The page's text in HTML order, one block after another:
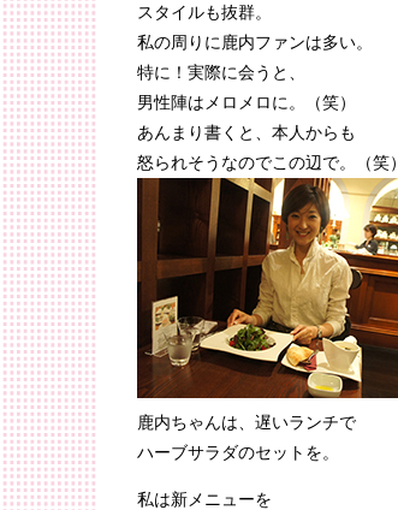
スタイルも抜群。
私の周りに鹿内ファンは多い。
特に！実際に会うと、
男性陣はメロメロに。（笑）
あんまり書くと、本人からも
怒られそうなのでこの辺で。（笑）
鹿内ちゃんは、遅いランチで
ハーブサラダのセットを。
私は新メニューを